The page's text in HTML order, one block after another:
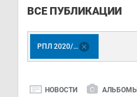
ВСЕ ПУБЛИКАЦИИ
РПЛ 2020/21
НОВОСТИ АЛЬБОМЫ